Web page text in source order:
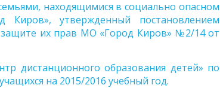
находящимися в социально опасном
утвержденный постановлением
защите их прав МО «Город Киров» №2/14 от
дистанционного образования детей» по
на 2015/2016 учебный год.